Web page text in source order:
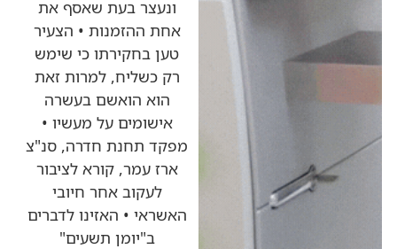
ונעצר בעת שאסף את
אחת ההזמנות • הצעיר
טען בחקירתו כי שימש
רק כשליח, למרות זאת
הוא הואשם בעשרה
אישומים על מעשיו •
מפקד תחנת חדרה, סנ"צ
ארז עמר, קורא לציבור
לעקוב אחר חיובי
האשראי • האזינו לדברים
ב"יומן תשעים"